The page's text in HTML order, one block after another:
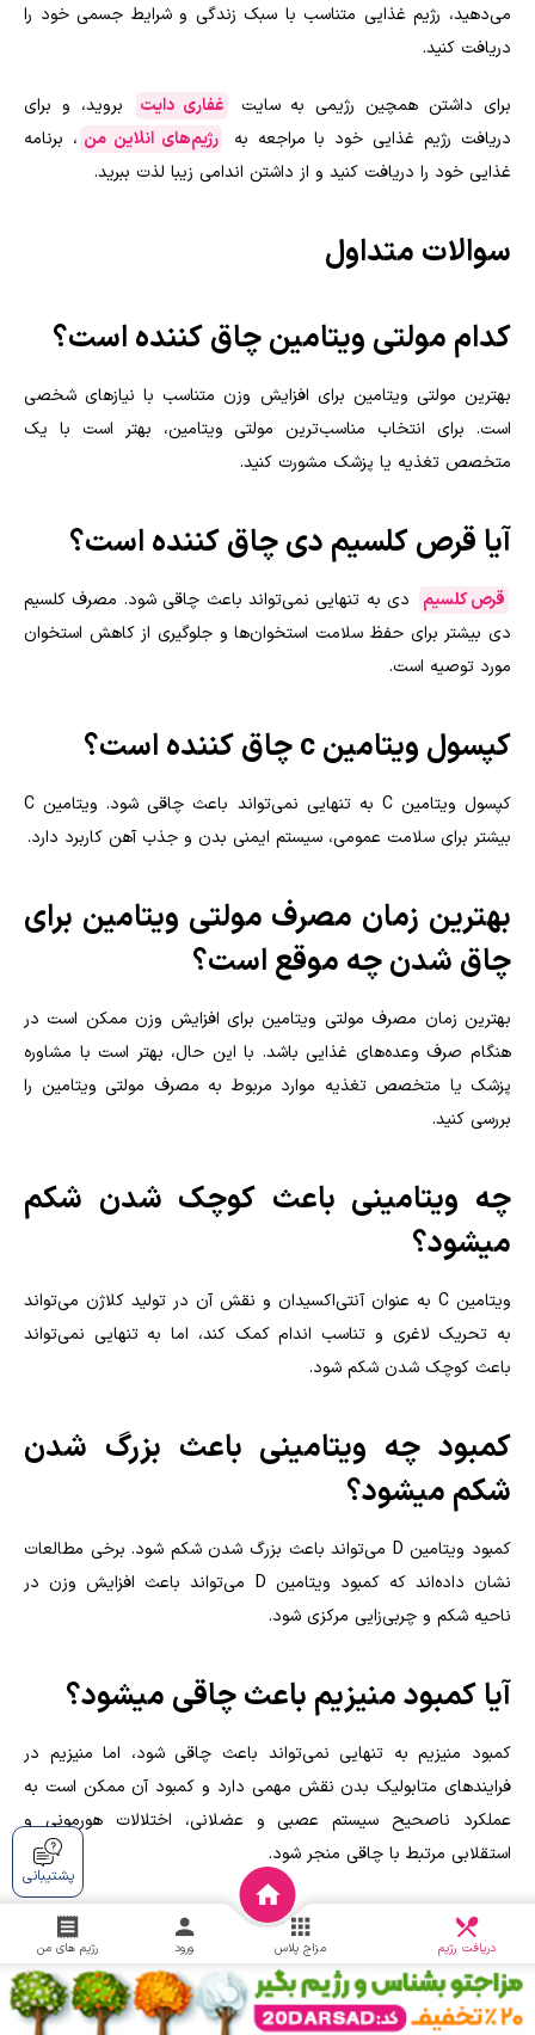
می‌دهید، رژیم غذایی متناسب با سبک زندگی و شرایط جسمی خود را
دریافت کنید.
برای داشتن همچین رژیمی به سایت غفاری دایت
بروید، و برای
دریافت رژیم غذایی خود با مراجعه به
رژیم‌های انلاین من ، برنامه
غذایی خود را دریافت کنید و از داشتن اندامی زیبا لذت ببرید.
سوالات متداول
کدام مولتی ویتامین چاق کننده است؟
بهترین مولتی ویتامین برای افزایش وزن متناسب با نیازهای شخصی
است. برای انتخاب مناسب‌ترین مولتی ویتامین، بهتر است با یک
متخصص تغذیه یا پزشک مشورت کنید.
آیا قرص کلسیم دی چاق کننده است؟
قرص کلسیم
دی به تنهایی نمی‌تواند باعث چاقی شود. مصرف کلسیم
دی بیشتر برای حفظ سلامت استخوان‌ها و جلوگیری از کاهش استخوان
مورد توصیه است.
کپسول ویتامین c چاق کننده است؟
کپسول ویتامین C به تنهایی نمی‌تواند باعث چاقی شود. ویتامین C
بیشتر برای سلامت عمومی، سیستم ایمنی بدن و جذب آهن کاربرد دارد.
بهترین زمان مصرف مولتی ویتامین برای
چاق شدن چه موقع است؟
بهترین زمان مصرف مولتی ویتامین برای افزایش وزن ممکن است در
هنگام صرف وعده‌های غذایی باشد. با این حال، بهتر است با مشاوره
پزشک یا متخصص تغذیه موارد مربوط به مصرف مولتی ویتامین را
بررسی کنید.
چه ویتامینی باعث کوچک شدن شکم
میشود؟
ویتامین C به عنوان آنتی‌اکسیدان و نقش آن در تولید کلاژن می‌تواند
به تحریک لاغری و تناسب اندام کمک کند، اما به تنهایی نمی‌تواند
باعث کوچک شدن شکم شود.
کمبود چه ویتامینی باعث بزرگ شدن
شکم میشود؟
کمبود ویتامین D می‌تواند باعث بزرگ شدن شکم شود. برخی مطالعات
نشان داده‌اند که کمبود ویتامین D می‌تواند باعث افزایش وزن در
ناحیه شکم و چربی‌زایی مرکزی شود.
آیا کمبود منیزیم باعث چاقی میشود؟
کمبود منیزیم به تنهایی نمی‌تواند باعث چاقی شود، اما منیزیم در
فرایندهای متابولیک بدن نقش مهمی دارد و کمبود آن ممکن است به
عملکرد ناصحیح سیستم عصبی و عضلانی، اختلالات هورمونی و
استقلابی مرتبط با چاقی منجر شود.
بهترین مولتی ویتامین برای افزایش وزن
کودک کدام است؟
پشتیبانی
دریافت رژیم مزاج پلاس ورود رژیم های من